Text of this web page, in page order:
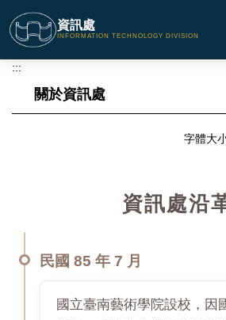
到
主
要
區
資訊處
INFORMATION TECHNOLOGY DIVISION
:::
關於資訊處
字體大
資訊處沿
民國 85 年 7 月
國立臺南藝術學院設校，因